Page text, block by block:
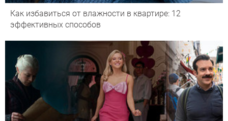
Как избавиться от влажности в квартире: 12
эффективных способов